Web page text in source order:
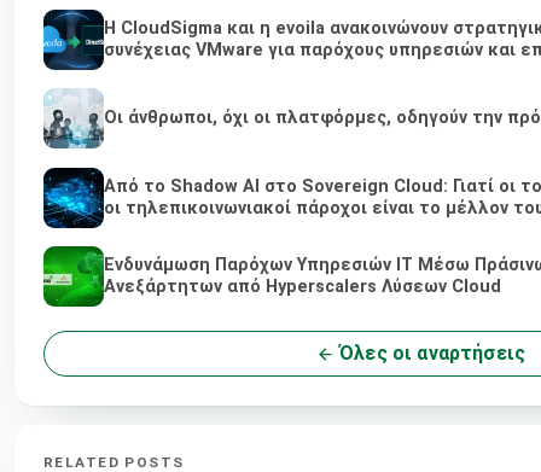
Η CloudSigma και η evoila ανακοινώνουν
συνέχειας VMware για παρόχους υπηρεσιών και
Οι άνθρωποι, όχι οι πλατφόρμες, οδηγούν την
Από το Shadow AI στο Sovereign Cloud: Γιατί οι
οι τηλεπικοινωνιακοί πάροχοι είναι το μέλλον
Ενδυνάμωση Παρόχων Υπηρεσιών IT Μέσω
Ανεξάρτητων από Hyperscalers Λύσεων Cloud
Όλες οι αναρτήσεις
RELATED POSTS